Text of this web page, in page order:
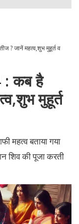
? जानें महत्व,शुभ मुहूर्त व
कब है
मुहूर्त
महत्व बताया गया
शिव की पूजा करती